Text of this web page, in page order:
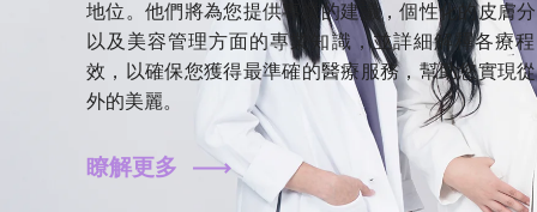
地位。他們將為您提供專業的建議，個性化的皮膚
以及美容管理方面的專業知識，並詳細解釋各療
效，以確保您獲得最準確的醫療服務，幫助您實現
外的美麗。
瞭解更多